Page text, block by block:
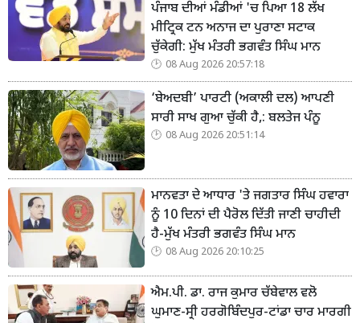
ਪੰਜਾਬ ਦੀਆਂ ਮੰਡੀਆਂ 'ਚ ਪਿਆ 18 ਲੱਖ
ਮੀਟ੍ਰਿਕ ਟਨ ਅਨਾਜ ਦਾ ਪੁਰਾਣਾ ਸਟਾਕ
ਚੁੱਕੇਗੀ: ਮੁੱਖ ਮੰਤਰੀ ਭਗਵੰਤ ਸਿੰਘ ਮਾਨ
08 Aug 2026 20:57:18
‘ਬੇਅਦਬੀ’ ਪਾਰਟੀ (ਅਕਾਲੀ ਦਲ) ਆਪਣੀ
ਸਾਰੀ ਸਾਖ ਗੁਆ ਚੁੱਕੀ ਹੈ,: ਬਲਤੇਜ ਪੰਨੂ
08 Aug 2026 20:51:14
ਮਾਨਵਤਾ ਦੇ ਆਧਾਰ 'ਤੇ ਜਗਤਾਰ ਸਿੰਘ ਹਵਾਰਾ
ਨੂੰ 10 ਦਿਨਾਂ ਦੀ ਪੈਰੋਲ ਦਿੱਤੀ ਜਾਣੀ ਚਾਹੀਦੀ
ਹੈ-ਮੁੱਖ ਮੰਤਰੀ ਭਗਵੰਤ ਸਿੰਘ ਮਾਨ
08 Aug 2026 20:10:25
ਐਮ.ਪੀ. ਡਾ. ਰਾਜ ਕੁਮਾਰ ਚੱਬੇਵਾਲ ਵਲੋ
ਘੁਮਾਣ-ਸ੍ਰੀ ਹਰਗੋਬਿੰਦਪੁਰ-ਟਾਂਡਾ ਚਾਰ ਮਾਰਗੀ